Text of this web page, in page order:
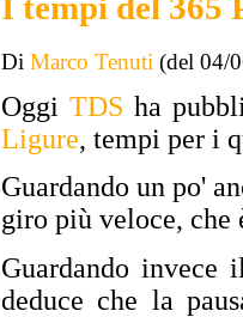
Di Marco Tenuti (del 04/
Oggi TDS ha
Ligure, tempi per i
Guardando un po'
giro più veloce, che
Guardando
deduce che la